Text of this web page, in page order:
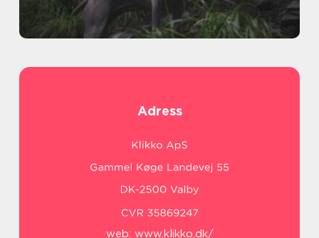
Adress
web: www.klikko.dk/